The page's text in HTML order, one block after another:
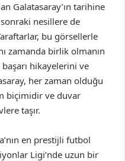
Galatasaray’ın tarihine
sonraki nesillere de
bu görsellerle
zamanda birlik olmanın
hikayelerini ve
her zaman olduğu
biçimidir ve duvar
taşır.
en prestijli futbol
Ligi’nde uzun bir